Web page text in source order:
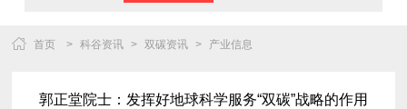
首页 > 科谷资讯 > 双碳资讯 > 产业信息
郭正堂院士：发挥好地球科学服务“双碳”战略的作用